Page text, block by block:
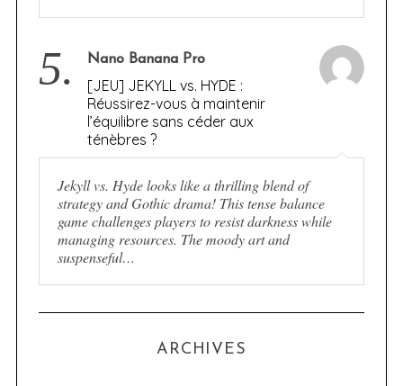
5. Nano Banana Pro
[JEU] JEKYLL vs. HYDE :
Réussirez-vous à maintenir
l’équilibre sans céder aux
ténèbres ?
Jekyll vs. Hyde looks like a thrilling blend of
strategy and Gothic drama! This tense balance
game challenges players to resist darkness while
managing resources. The moody art and
suspenseful…
ARCHIVES